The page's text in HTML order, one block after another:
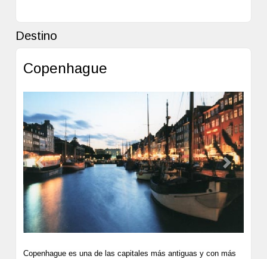
Destino
Copenhague
Previous Next
Copenhague es una de las capitales más antiguas y con más